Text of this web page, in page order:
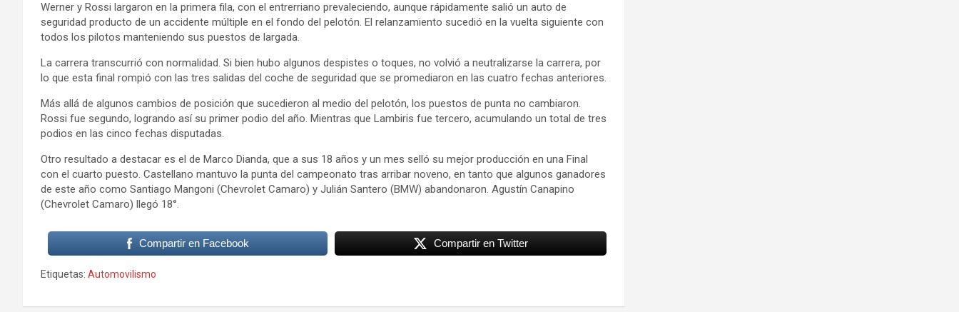
Werner y Rossi largaron en la primera fila, con el entrerriano prevaleciendo, aunque rápidamente salió un auto de
seguridad producto de un accidente múltiple en el fondo del pelotón. El relanzamiento sucedió en la vuelta siguiente con
todos los pilotos manteniendo sus puestos de largada.
La carrera transcurrió con normalidad. Si bien hubo algunos despistes o toques, no volvió a neutralizarse la carrera, por
lo que esta final rompió con las tres salidas del coche de seguridad que se promediaron en las cuatro fechas anteriores.
Más allá de algunos cambios de posición que sucedieron al medio del pelotón, los puestos de punta no cambiaron.
Rossi fue segundo, logrando así su primer podio del año. Mientras que Lambiris fue tercero, acumulando un total de tres
podios en las cinco fechas disputadas.
Otro resultado a destacar es el de Marco Dianda, que a sus 18 años y un mes selló su mejor producción en una Final
con el cuarto puesto. Castellano mantuvo la punta del campeonato tras arribar noveno, en tanto que algunos ganadores
de este año como Santiago Mangoni (Chevrolet Camaro) y Julián Santero (BMW) abandonaron. Agustín Canapino
(Chevrolet Camaro) llegó 18°.
Compartir en Facebook Compartir en Twitter
Etiquetas: Automovilismo